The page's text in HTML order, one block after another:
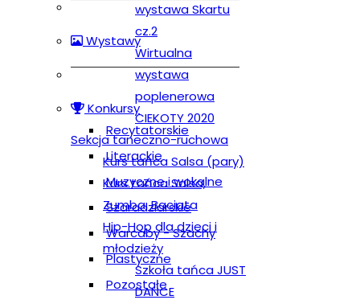
Wystawy
Konkursy
Recytatorskie
Literackie
Muzyczne i wokalne
Szaradziarskie
Warcaby - Szachy
Plastyczne
Pozostałe
wystawa Skartu
cz.2
Wirtualna
wystawa
poplenerowa
CIEKOTY 2020
Sekcja taneczno-ruchowa
Kurs tańca Salsa (pary)
Kurs tańca Salsa,
Zumba, Baciata
Hip-Hop dla dzieci i
młodzieży
Szkoła tańca JUST
DANCE